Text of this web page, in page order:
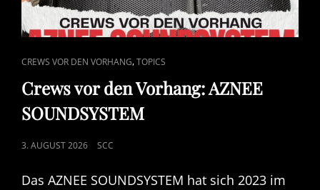
CAT
LINKS
CREWS VOR DEN VORHANG,TOPICS
Crews vor den Vorhang: AZNEE
SOUNDSYSTEM
POSTED
3. AUGUST 2026 SCC
Das AZNEE SOUNDSYSTEM hat sich 2023 im